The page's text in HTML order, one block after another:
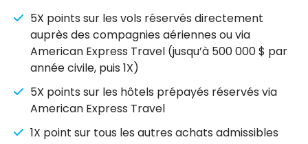
5X points sur les vols réservés directement
auprès des compagnies aériennes ou via
American Express Travel (jusqu’à 500 000 $ par
année civile, puis 1X)
5X points sur les hôtels prépayés réservés via
American Express Travel
1X point sur tous les autres achats admissibles